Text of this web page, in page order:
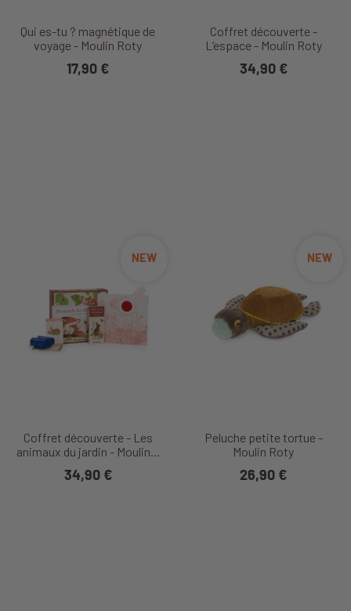
Qui es-tu ? magnétique de
voyage - Moulin Roty
17,90 €
Coffret découverte -
L’espace - Moulin Roty
34,90 €
Coffret découverte - Les
animaux du jardin - Moulin...
NEW
34,90 €
Peluche petite tortue -
Moulin Roty
NEW
26,90 €